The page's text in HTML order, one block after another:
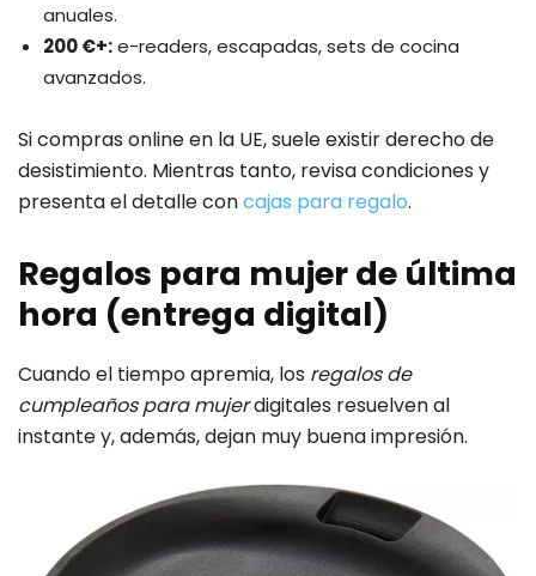
anuales.
200 €+:e-readers, escapadas, sets de cocina
avanzados.
Si compras online en la UE, suele existir derecho de
desistimiento. Mientras tanto, revisa condiciones y
presenta el detalle concajas para regalo.
Regalos para mujer de última
hora (entrega digital)
Cuando el tiempo apremia, los regalos de
cumpleaños para mujerdigitales resuelven al
instante y, además, dejan muy buena impresión.